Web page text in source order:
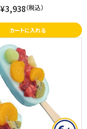
¥3,938（税込）
カートに入れる